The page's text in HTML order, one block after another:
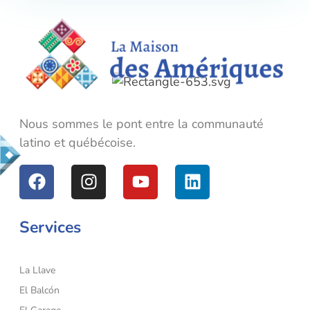
Nous sommes le pont entre la communauté
latino et québécoise.
Services
La Llave
El Balcón